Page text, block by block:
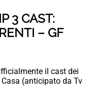
3 CAST:
– GF
il cast dei
(anticipato da Tv